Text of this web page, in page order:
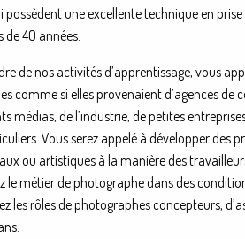
possèdent une excellente technique en
de 40 années.
de nos activités d’apprentissage, vous
comme si elles provenaient d’agences
médias, de l’industrie, de petites
Vous serez appelé à développer des
ou artistiques à la manière des
le métier de photographe dans des
les rôles de photographes concepteurs,